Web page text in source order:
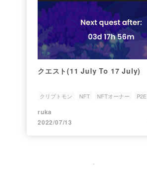
クエスト(11 July To 17 July)
クリプトモン NFT NFTオーナー P2E
ruka
2022/07/13